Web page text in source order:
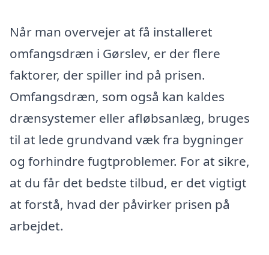
Når man overvejer at få installeret
omfangsdræn i Gørslev, er der flere
faktorer, der spiller ind på prisen.
Omfangsdræn, som også kan kaldes
drænsystemer eller afløbsanlæg, bruges
til at lede grundvand væk fra bygninger
og forhindre fugtproblemer. For at sikre,
at du får det bedste tilbud, er det vigtigt
at forstå, hvad der påvirker prisen på
arbejdet.